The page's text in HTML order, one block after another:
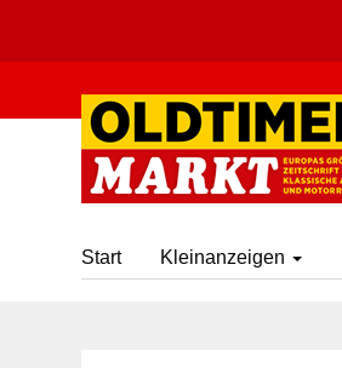
Start Kleinanzeigen